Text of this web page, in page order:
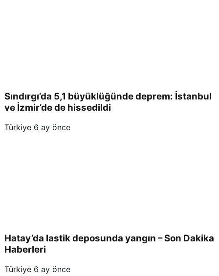
Sındırgı’da 5,1 büyüklüğünde deprem: İstanbul
ve İzmir’de de hissedildi
Türkiye 6 ay önce
Hatay’da lastik deposunda yangın – Son Dakika
Haberleri
Türkiye 6 ay önce